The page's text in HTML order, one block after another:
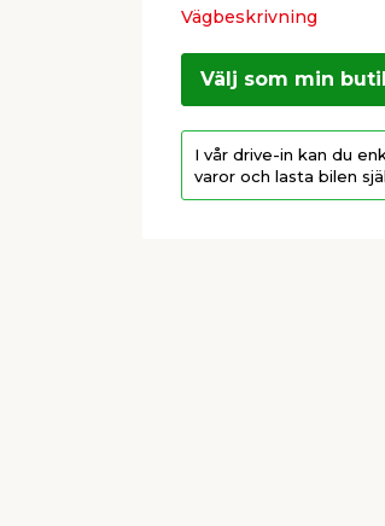
Vägbeskrivning
Välj som min
I vår drive-in kan du
varor och lasta bilen